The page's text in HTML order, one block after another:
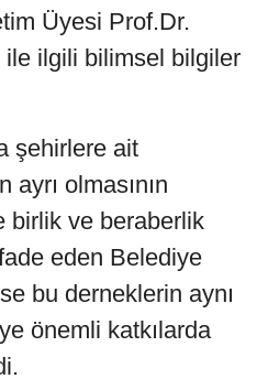
Üyesi Prof.Dr.
ile ilgili bilimsel bilgiler
şehirlere ait
olmasının
birlik ve beraberlik
eden Belediye
bu derneklerin aynı
önemli katkılarda